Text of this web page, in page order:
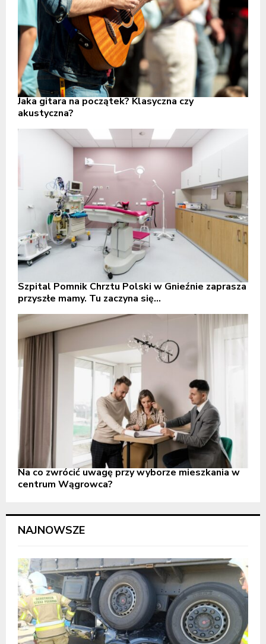
Jaka gitara na początek? Klasyczna czy
akustyczna?
Szpital Pomnik Chrztu Polski w Gnieźnie zaprasza
przyszłe mamy. Tu zaczyna się...
Na co zwrócić uwagę przy wyborze mieszkania w
centrum Wągrowca?
NAJNOWSZE